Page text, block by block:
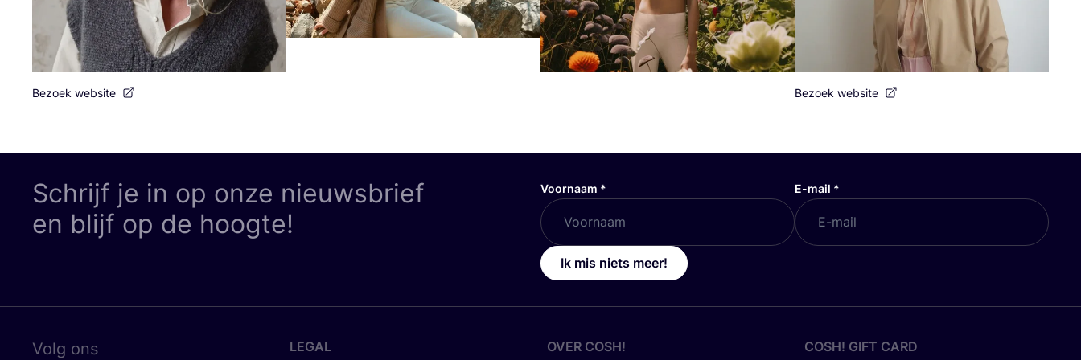
Bezoek website Bezoek website
Schrijf je in op onze nieuwsbrief
en blijf op de hoogte!
Voornaam * E-mail *
Ik mis niets meer!
Volg ons LEGAL OVER COSH! COSH! GIFT CARD